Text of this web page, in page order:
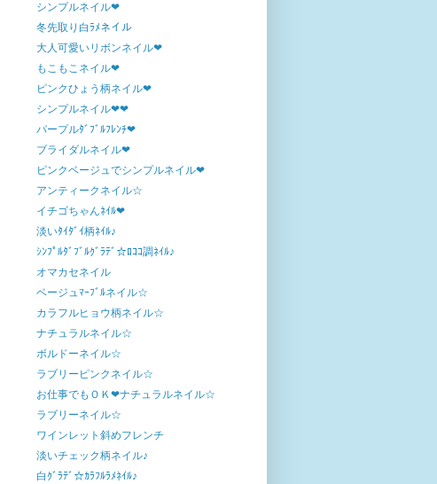
シンプルネイル❤
冬先取り白ﾗﾒネイル
大人可愛いリボンネイル❤
もこもこネイル❤
ピンクひょう柄ネイル❤
シンプルネイル❤❤
パープルﾀﾞﾌﾞﾙﾌﾚﾝﾁ❤
ブライダルネイル❤
ピンクベージュでシンプルネイル❤
アンティークネイル☆
イチゴちゃんﾈｲﾙ❤
淡いﾀｲﾀﾞｲ柄ﾈｲﾙ♪
ｼﾝﾌﾟﾙﾀﾞﾌﾞﾙｸﾞﾗﾃﾞ☆ﾛｺｺ調ﾈｲﾙ♪
オマカセネイル
ベージュﾏｰﾌﾞﾙネイル☆
カラフルヒョウ柄ネイル☆
ナチュラルネイル☆
ボルドーネイル☆
ラブリーピンクネイル☆
お仕事でもＯＫ❤ナチュラルネイル☆
ラブリーネイル☆
ワインレット斜めフレンチ
淡いチェック柄ネイル♪
白ｸﾞﾗﾃﾞ☆ｶﾗﾌﾙﾗﾒﾈｲﾙ♪